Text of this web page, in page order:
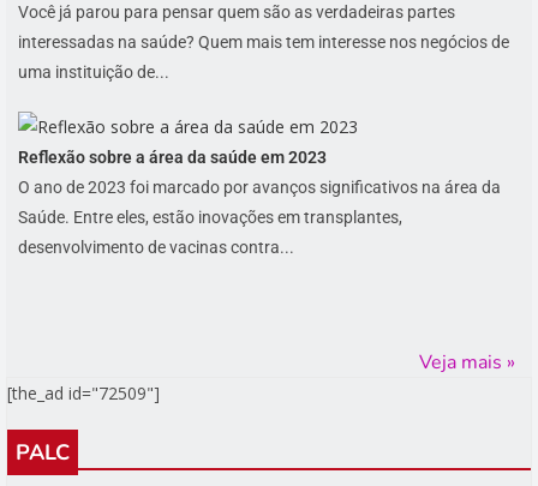
Você já parou para pensar quem são as verdadeiras partes
interessadas na saúde? Quem mais tem interesse nos negócios de
uma instituição de...
Reflexão sobre a área da saúde em 2023
O ano de 2023 foi marcado por avanços significativos na área da
Saúde. Entre eles, estão inovações em transplantes,
desenvolvimento de vacinas contra...
Veja mais »
[the_ad id="72509"]
PALC